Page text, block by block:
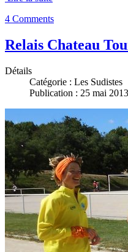
4 Comments
Relais Chateau
Détails
Catégorie : Les Sudistes
Publication : 25 mai 2013